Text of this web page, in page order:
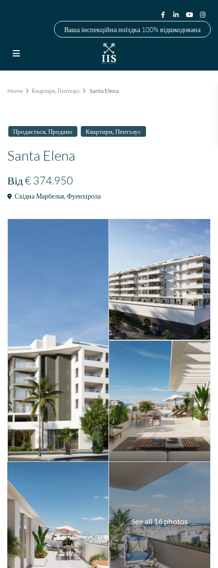
Ваша інспекційна поїздка 100% відшкодована
Home Квартири,Пентхаус Santa Elena
Продається,Продано Квартири,Пентхаус
Santa Elena
Від€ 374.950
Східна Марбелья,Фуенхірола
See all 16 photos